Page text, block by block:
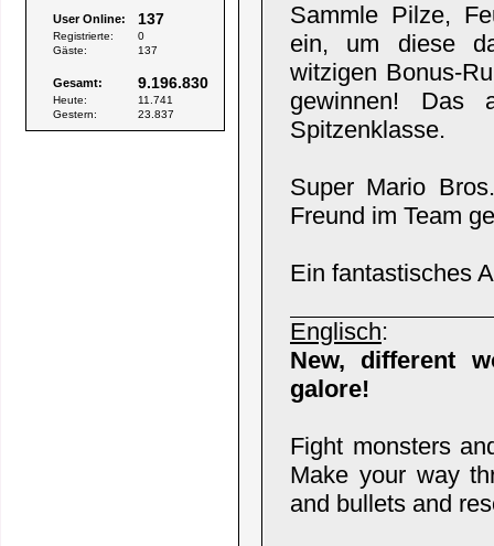
User Online: 137
Registrierte:
0
Gäste:
137
Gesamt: 9.196.830
Heute:
11.741
Gestern:
23.837
Sammle Pilze,
ein, um diese
witzigen Bonus-
gewinnen! Das
Spitzenklasse.
Super Mario
Freund im Team
Ein fantastisches
Englisch:
New, different
galore!
Fight monsters
Make your way
and bullets and